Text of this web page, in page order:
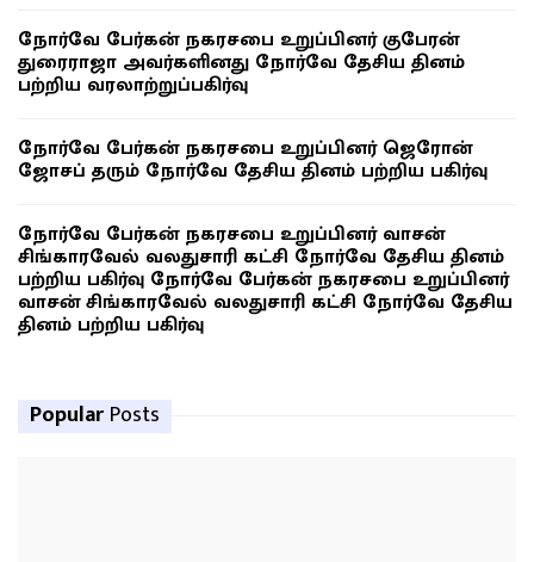
நோர்வே பேர்கன் நகரசபை உறுப்பினர் குபேரன்
துரைராஜா அவர்களினது நோர்வே தேசிய தினம்
பற்றிய வரலாற்றுப்பகிர்வு
நோர்வே பேர்கன் நகரசபை உறுப்பினர் ஜெரோன்
ஜோசப் தரும் நோர்வே தேசிய தினம் பற்றிய பகிர்வு
நோர்வே பேர்கன் நகரசபை உறுப்பினர் வாசன்
சிங்காரவேல் வலதுசாரி கட்சி நோர்வே தேசிய தினம்
பற்றிய பகிர்வு நோர்வே பேர்கன் நகரசபை உறுப்பினர்
வாசன் சிங்காரவேல் வலதுசாரி கட்சி நோர்வே தேசிய
தினம் பற்றிய பகிர்வு
Popular Posts